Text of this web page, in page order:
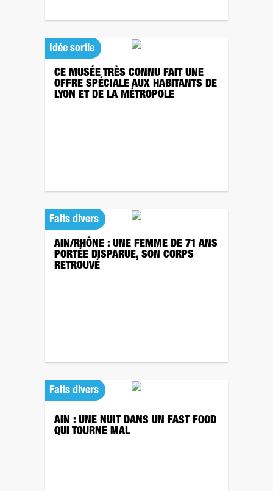
Idée sortie
CE MUSÉE TRÈS CONNU FAIT UNE
OFFRE SPÉCIALE AUX HABITANTS DE
LYON ET DE LA MÉTROPOLE
Faits divers
AIN/RHÔNE : UNE FEMME DE 71 ANS
PORTÉE DISPARUE, SON CORPS
RETROUVÉ
Faits divers
AIN : UNE NUIT DANS UN FAST FOOD
QUI TOURNE MAL